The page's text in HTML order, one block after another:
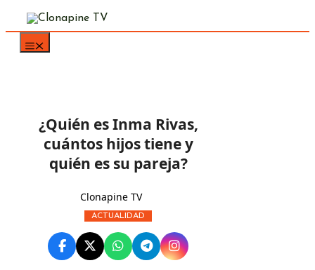
Saltar
contenido
¿Quién es Inma Rivas,
cuántos hijos tiene y
quién es su pareja?
Clonapine TV
ACTUALIDAD